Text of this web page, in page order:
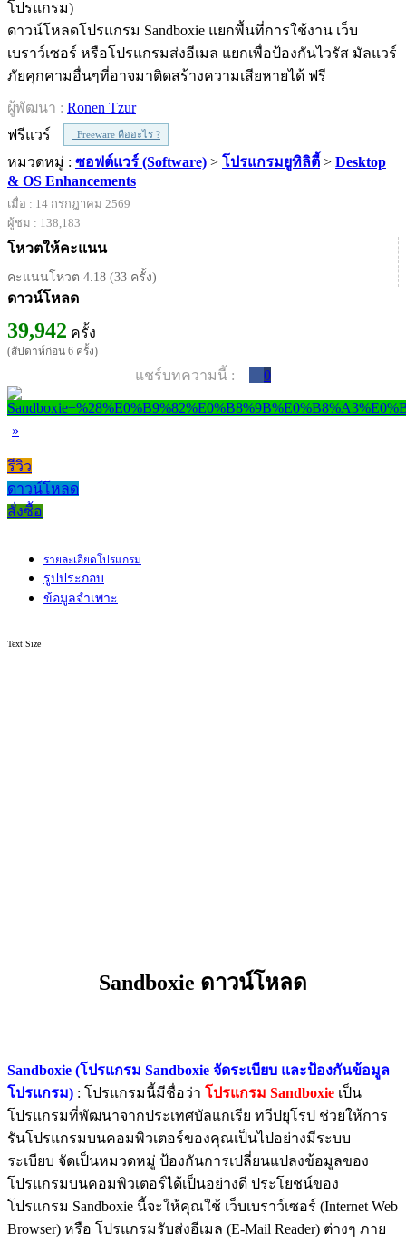
ดาวน์โหลดโปรแกรม Sandboxie แยกพื้นที่การใช้งาน เว็บ
เบราว์เซอร์ หรือโปรแกรมส่งอีเมล แยกเพื่อป้องกันไวรัส มัลแวร์
ภัยคุกคามอื่นๆที่อาจมาติดสร้างความเสียหายได้ ฟรี
ผู้พัฒนา : Ronen Tzur
ฟรีแวร์
Freeware คืออะไร ?
หมวดหมู่ : ซอฟต์แวร์ (Software) > โปรแกรมยูทิลิตี้ > Desktop
& OS Enhancements
เมื่อ : 14 กรกฎาคม 2569
ผู้ชม : 138,183
โหวตให้คะแนน
คะแนนโหวต 4.18 (33 ครั้ง)
ดาวน์โหลด
39,942 ครั้ง
(สัปดาห์ก่อน 6 ครั้ง)
แชร์บทความนี้ : 0
»
รีวิว
ดาวน์โหลด
สั่งซื้อ
รายละเอียดโปรแกรม
รูปประกอบ
ข้อมูลจำเพาะ
Text Size
Sandboxie ดาวน์โหลด
Sandboxie (โปรแกรม Sandboxie จัดระเบียบ และป้องกันข้อมูล
โปรแกรม) : โปรแกรมนี้มีชื่อว่า โปรแกรม Sandboxie เป็น
โปรแกรมที่พัฒนาจากประเทศบัลแกเรีย ทวีปยุโรป ช่วยให้การ
รันโปรแกรมบนคอมพิวเตอร์ของคุณเป็นไปอย่างมีระบบ
ระเบียบ จัดเป็นหมวดหมู่ ป้องกันการเปลี่ยนแปลงข้อมูลของ
โปรแกรมบนคอมพิวเตอร์ได้เป็นอย่างดี ประโยชน์ของ
โปรแกรม Sandboxie นี้จะให้คุณใช้ เว็บเบราว์เซอร์ (Internet Web
Browser) หรือ โปรแกรมรับส่งอีเมล (E-Mail Reader) ต่างๆ ภาย